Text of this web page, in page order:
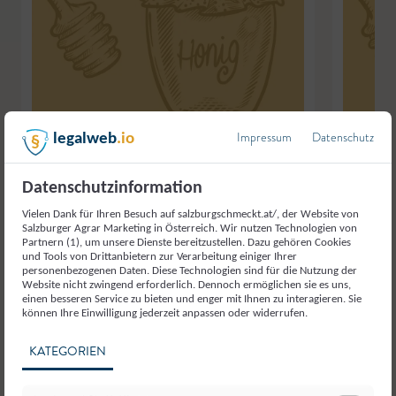
Imkerei Janser,Seekirchen
Waldhonig,Honig
Imkerei
Wald-
legalweb.io Impressum Datenschutz
Datenschutzinformation
Vielen Dank für Ihren Besuch auf salzburgschmeckt.at/, der Website von
Salzburger Agrar Marketing in Österreich. Wir nutzen Technologien von
Partnern (1), um unsere Dienste bereitzustellen. Dazu gehören Cookies
und Tools von Drittanbietern zur Verarbeitung einiger Ihrer
personenbezogenen Daten. Diese Technologien sind für die Nutzung der
Website nicht zwingend erforderlich. Dennoch ermöglichen sie es uns,
einen besseren Service zu bieten und enger mit Ihnen zu interagieren. Sie
können Ihre Einwilligung jederzeit anpassen oder widerrufen.
KATEGORIEN